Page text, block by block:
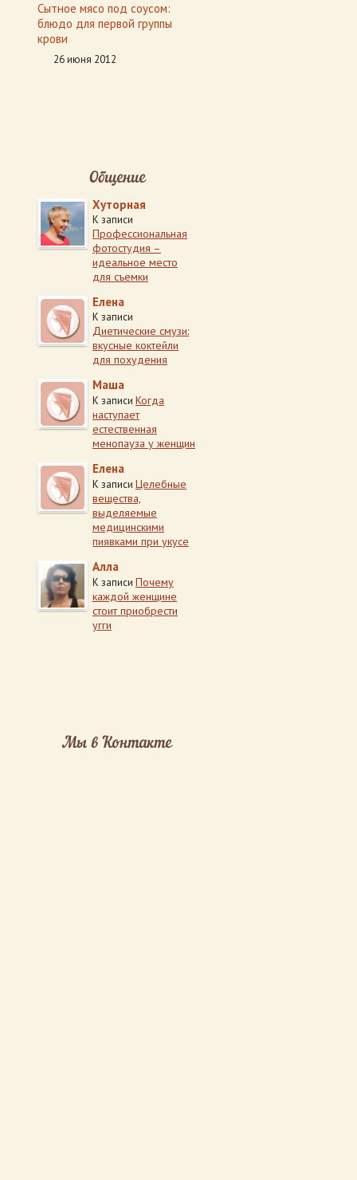
Сытное мясо под соусом:
блюдо для первой группы
крови
26 июня 2012
Общение
Хуторная
К записи
Профессиональная
фотостудия –
идеальное место
для съемки
Елена
К записи
Диетические смузи:
вкусные коктейли
для похудения
Маша
К записи Когда
наступает
естественная
менопауза у женщин
Елена
К записи Целебные
вещества,
выделяемые
медицинскими
пиявками при укусе
Алла
К записи Почему
каждой женщине
стоит приобрести
угги
Мы в Контакте